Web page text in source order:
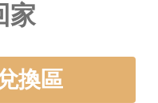
家
換區